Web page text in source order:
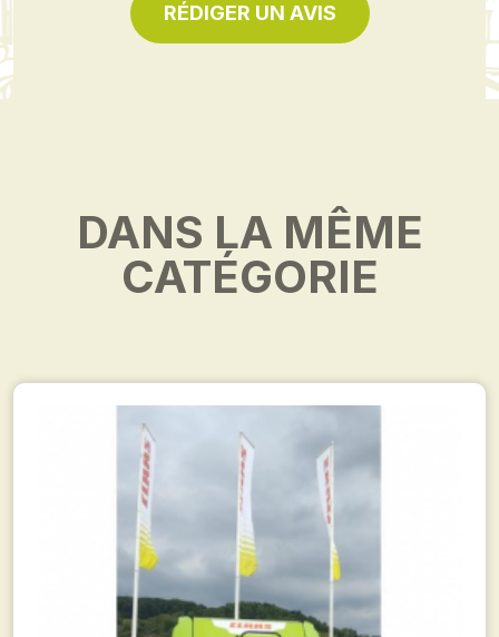
RÉDIGER UN AVIS
DANS LA MÊME
CATÉGORIE